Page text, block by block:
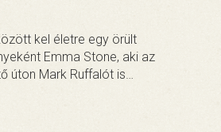
kel életre egy örült
Emma Stone, aki az
úton Mark Ruffalót is…